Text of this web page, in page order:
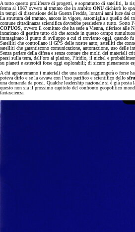
A tutto questo proliferare di progetti, e soprattutto di satelliti, la
ferma al 1967 ovvero al trattato che in ambito ONU dichiarò lo
in tempi di distensione della Guerra Fredda, lontani anni luce dai
La struttura del trattato, ancora in vigore, assomiglia a quello del
comune cittadinanza scientifica dovrebbe presiedere a tutto. Sotto
COPUOS , ovvero il comitato che ha sede a Vienna, riferisce alle
incaricato di gestire tutto ciò che accade in questo campo
immaginato il punto di sviluppo a cui ci troviamo oggi, quando fu
Satelliti che controllano il GPS delle nostre auto; satelliti che
satelliti che garantiscono comunicazione, automazione, uso delle
Senza parlare della difesa e senza contare che molti dei materiali
paesi sulla terra, dall’oro al platino, l’iridio, il nichel e
su pianeti e asteroidi forse oggi esplorabili; di sicuro pienamente
A chi apparterranno i materiali che una sonda raggiungerà o forse
poteva dirlo e se la cavava con l’uso pacifico e scientifico dello
una domanda da porsi. Qualche leadership nazionale si è già posta
questo non sia il prossimo capitolo del confronto geopolitico
fantascienza.